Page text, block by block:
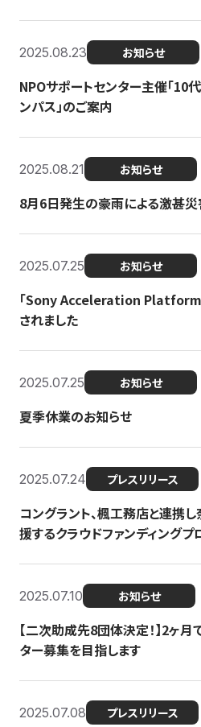
2025.08.23 お知らせ
NPOサポートセンター主催「10
ンパス」のご案内
2025.08.21 お知らせ
8月6日発生の豪雨による激甚
2025.07.25 お知らせ
「Sony Acceleration Platform
されました
2025.07.25 お知らせ
夏季休業のお知らせ
2025.07.24 プレスリリース
コングラント、楓工務店と連携
援するクラウドファンディング
2025.07.10 お知らせ
【二次助成先8団体決定！】2ヶ
ター募集を目指します
2025.07.08 プレスリリース